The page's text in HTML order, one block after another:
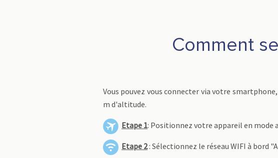
Comment
Vous pouvez vous connecter via votre
m d'altitude.
Etape 1: Positionnez votre appareil en mode
Etape 2: Sélectionnez le réseau WIFI à bord